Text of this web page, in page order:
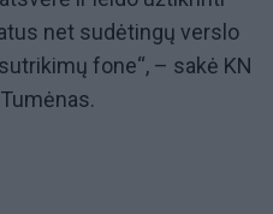
net sudėtingų verslo
fone“, – sakė KN